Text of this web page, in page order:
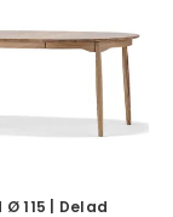
115 | Delad